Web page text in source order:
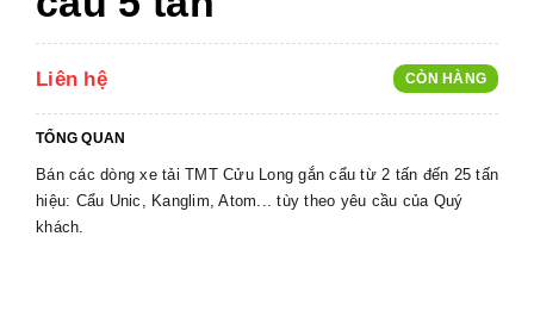
Liên hệ CÒN HÀNG
TỔNG QUAN
Bán các dòng xe tải TMT Cửu Long gắn cẩu từ 2 tấn đến 25 tấn
hiệu: Cẩu Unic, Kanglim, Atom... tùy theo yêu cầu của Quý
khách.